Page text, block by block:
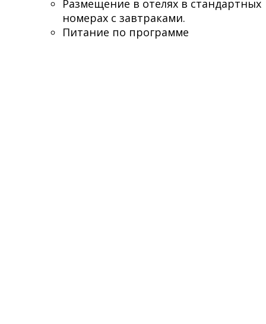
Размещение в отелях в стандартных
номерах с завтраками.
Питание по программе